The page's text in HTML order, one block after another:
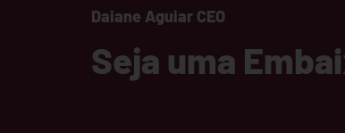
Daiane Aguiar CEO
Seja uma